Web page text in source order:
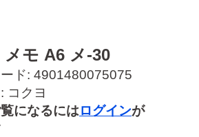
メモ A6 メ-30
ド: 4901480075075
コクヨ
になるにはログインが